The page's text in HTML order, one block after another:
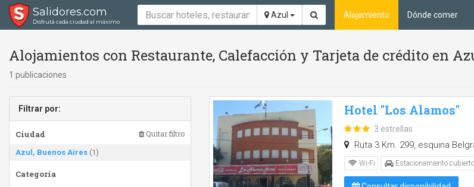
Salidores.com
Disfrutá cada ciudad al máximo
Azul Alojamiento Dónde comer
Alojamientos con Restaurante, Calefacción y Tarjeta de crédito en
1 publicaciones
Filtrar por:
Ciudad Quitar filtro
Azul, Buenos Aires (1)
Categoría
Hotel "Los Alamos"
3 estrellas
Ruta 3 Km. 299, esquina
Wi-Fi Estacionamiento cubierto